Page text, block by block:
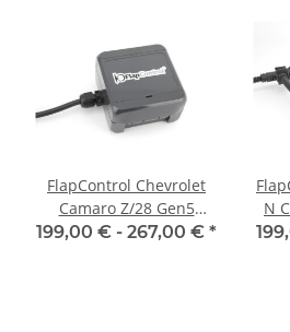
FlapControl Chevrolet
Camaro Z/28 Gen5
Controllo dei flap di
199,00 € - 267,00 € *
N